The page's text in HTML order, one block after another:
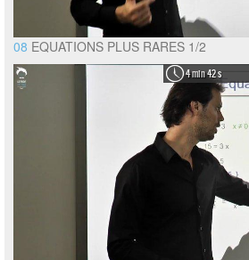
08 EQUATIONS PLUS RARES 1/2
4 min 42 s